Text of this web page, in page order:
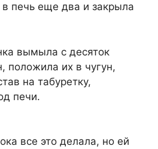
в печь еще два и закрыла
вымыла с десяток
положила их в чугун,
на табуретку,
печи.
все это делала, но ей